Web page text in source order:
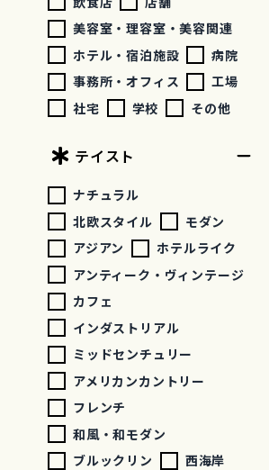
美容室・理容室・美容関連
ホテル・宿泊施設
病院
事務所・オフィス
工場
社宅
学校 その他
テイスト
ナチュラル
北欧スタイル
モダン
アジアン
ホテルライク
アンティーク・ヴィンテージ
カフェ
インダストリアル
ミッドセンチュリー
アメリカンカントリー
フレンチ
和風・和モダン
ブルックリン
西海岸